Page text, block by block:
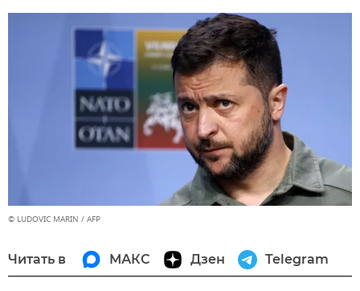
© LUDOVIC MARIN / AFP
Читать в МАКС Дзен Telegram